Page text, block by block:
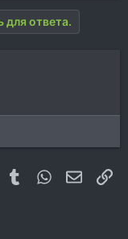
для ответа.
Pinterest
Tumblr WhatsApp